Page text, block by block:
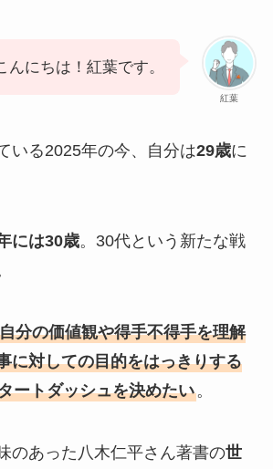
紅葉
んにちは！紅葉です。
いる2025年の今、自分は29歳に
には30歳。30代という新たな戦
分の価値観や得手不得手を理解
に対しての目的をはっきりする
ートダッシュを決めたい。
のあった八木仁平さん著書の世